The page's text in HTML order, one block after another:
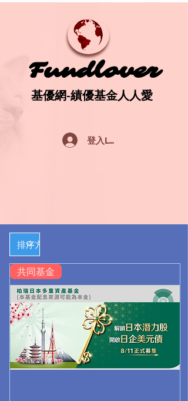
Fundlover
Fundlover
基優網-績優基金人人愛
基優網-績優基金人人愛
登入Log In
共同基金